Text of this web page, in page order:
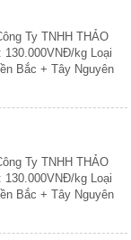
Ty TNHH THẢO
130.000VNĐ/kg Loại
Bắc + Tây Nguyên
Ty TNHH THẢO
130.000VNĐ/kg Loại
Bắc + Tây Nguyên